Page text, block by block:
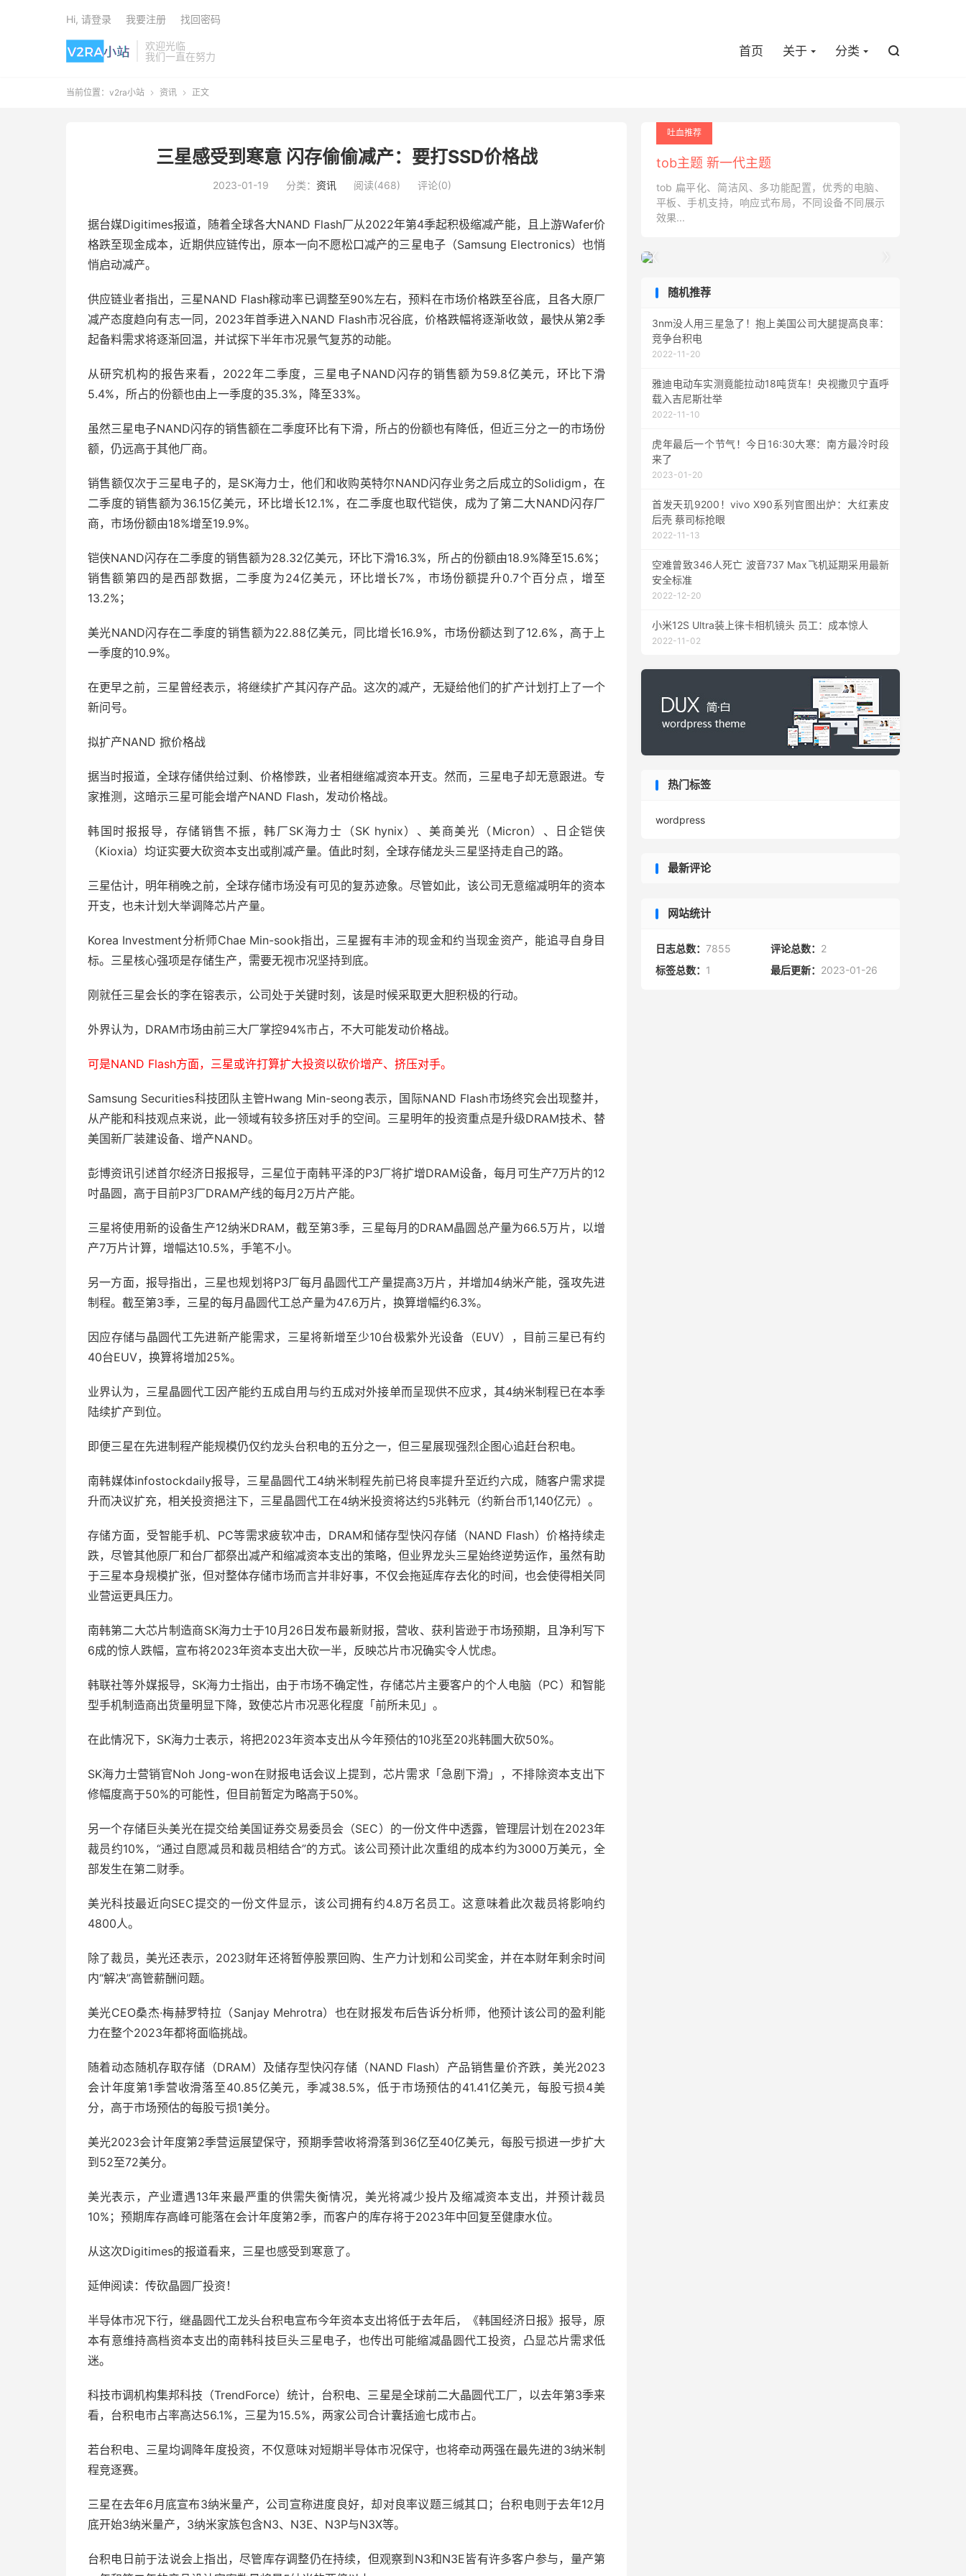
欢迎光临
我们一直在努力
首页 关于 分类 
Hi, 请登录 我要注册 找回密码
当前位置： v2ra小站  资讯  正文
三星感受到寒意 闪存偷偷减产：要打SSD价格战
2023-01-19 分类： 资讯 阅读(468) 评论(0)
据台媒Digitimes报道，随着全球各大NAND Flash厂从2022年第4季起积极缩减产能，且上游Wafer价
格跌至现金成本，近期供应链传出，原本一向不愿松口减产的三星电子（Samsung Electronics）也悄
悄启动减产。
供应链业者指出，三星NAND Flash稼动率已调整至90%左右，预料在市场价格跌至谷底，且各大原厂
减产态度趋向有志一同，2023年首季进入NAND Flash市况谷底，价格跌幅将逐渐收敛，最快从第2季
起备料需求将逐渐回温，并试探下半年市况景气复苏的动能。
从研究机构的报告来看，2022年二季度，三星电子NAND闪存的销售额为59.8亿美元，环比下滑
5.4%，所占的份额也由上一季度的35.3%，降至33%。
虽然三星电子NAND闪存的销售额在二季度环比有下滑，所占的份额也有降低，但近三分之一的市场份
额，仍远高于其他厂商。
销售额仅次于三星电子的，是SK海力士，他们和收购英特尔NAND闪存业务之后成立的Solidigm，在
二季度的销售额为36.15亿美元，环比增长12.1%，在二季度也取代铠侠，成为了第二大NAND闪存厂
商，市场份额由18%增至19.9%。
铠侠NAND闪存在二季度的销售额为28.32亿美元，环比下滑16.3%，所占的份额由18.9%降至15.6%；
销售额第四的是西部数据，二季度为24亿美元，环比增长7%，市场份额提升0.7个百分点，增至
13.2%；
美光NAND闪存在二季度的销售额为22.88亿美元，同比增长16.9%，市场份额达到了12.6%，高于上
一季度的10.9%。
在更早之前，三星曾经表示，将继续扩产其闪存产品。这次的减产，无疑给他们的扩产计划打上了一个
新问号。
拟扩产NAND 掀价格战
据当时报道，全球存储供给过剩、价格惨跌，业者相继缩减资本开支。然而，三星电子却无意跟进。专
家推测，这暗示三星可能会增产NAND Flash，发动价格战。
韩国时报报导，存储销售不振，韩厂SK海力士（SK hynix）、美商美光（Micron）、日企铠侠
（Kioxia）均证实要大砍资本支出或削减产量。值此时刻，全球存储龙头三星坚持走自己的路。
三星估计，明年稍晚之前，全球存储市场没有可见的复苏迹象。尽管如此，该公司无意缩减明年的资本
开支，也未计划大举调降芯片产量。
Korea Investment分析师Chae Min-sook指出，三星握有丰沛的现金和约当现金资产，能追寻自身目
标。三星核心强项是存储生产，需要无视市况坚持到底。
刚就任三星会长的李在镕表示，公司处于关键时刻，该是时候采取更大胆积极的行动。
外界认为，DRAM市场由前三大厂掌控94%市占，不大可能发动价格战。
可是NAND Flash方面，三星或许打算扩大投资以砍价增产、挤压对手。
Samsung Securities科技团队主管Hwang Min-seong表示，国际NAND Flash市场终究会出现整并，
从产能和科技观点来说，此一领域有较多挤压对手的空间。三星明年的投资重点是升级DRAM技术、替
美国新厂装建设备、增产NAND。
彭博资讯引述首尔经济日报报导，三星位于南韩平泽的P3厂将扩增DRAM设备，每月可生产7万片的12
吋晶圆，高于目前P3厂DRAM产线的每月2万片产能。
三星将使用新的设备生产12纳米DRAM，截至第3季，三星每月的DRAM晶圆总产量为66.5万片，以增
产7万片计算，增幅达10.5%，手笔不小。
另一方面，报导指出，三星也规划将P3厂每月晶圆代工产量提高3万片，并增加4纳米产能，强攻先进
制程。截至第3季，三星的每月晶圆代工总产量为47.6万片，换算增幅约6.3%。
因应存储与晶圆代工先进新产能需求，三星将新增至少10台极紫外光设备（EUV），目前三星已有约
40台EUV，换算将增加25%。
业界认为，三星晶圆代工因产能约五成自用与约五成对外接单而呈现供不应求，其4纳米制程已在本季
陆续扩产到位。
即便三星在先进制程产能规模仍仅约龙头台积电的五分之一，但三星展现强烈企图心追赶台积电。
南韩媒体infostockdaily报导，三星晶圆代工4纳米制程先前已将良率提升至近约六成，随客户需求提
升而决议扩充，相关投资挹注下，三星晶圆代工在4纳米投资将达约5兆韩元（约新台币1,140亿元）。
存储方面，受智能手机、PC等需求疲软冲击，DRAM和储存型快闪存储（NAND Flash）价格持续走
跌，尽管其他原厂和台厂都祭出减产和缩减资本支出的策略，但业界龙头三星始终逆势运作，虽然有助
于三星本身规模扩张，但对整体存储市场而言并非好事，不仅会拖延库存去化的时间，也会使得相关同
业营运更具压力。
南韩第二大芯片制造商SK海力士于10月26日发布最新财报，营收、获利皆逊于市场预期，且净利写下
6成的惊人跌幅，宣布将2023年资本支出大砍一半，反映芯片市况确实令人忧虑。
韩联社等外媒报导，SK海力士指出，由于市场不确定性，存储芯片主要客户的个人电脑（PC）和智能
型手机制造商出货量明显下降，致使芯片市况恶化程度「前所未见」。
在此情况下，SK海力士表示，将把2023年资本支出从今年预估的10兆至20兆韩圜大砍50%。
SK海力士营销官Noh Jong-won在财报电话会议上提到，芯片需求「急剧下滑」，不排除资本支出下
修幅度高于50%的可能性，但目前暂定为略高于50%。
另一个存储巨头美光在提交给美国证券交易委员会（SEC）的一份文件中透露，管理层计划在2023年
裁员约10%，“通过自愿减员和裁员相结合”的方式。该公司预计此次重组的成本约为3000万美元，全
部发生在第二财季。
美光科技最近向SEC提交的一份文件显示，该公司拥有约4.8万名员工。这意味着此次裁员将影响约
4800人。
除了裁员，美光还表示，2023财年还将暂停股票回购、生产力计划和公司奖金，并在本财年剩余时间
内“解决”高管薪酬问题。
美光CEO桑杰·梅赫罗特拉（Sanjay Mehrotra）也在财报发布后告诉分析师，他预计该公司的盈利能
力在整个2023年都将面临挑战。
随着动态随机存取存储（DRAM）及储存型快闪存储（NAND Flash）产品销售量价齐跌，美光2023
会计年度第1季营收滑落至40.85亿美元，季减38.5%，低于市场预估的41.41亿美元，每股亏损4美
分，高于市场预估的每股亏损1美分。
美光2023会计年度第2季营运展望保守，预期季营收将滑落到36亿至40亿美元，每股亏损进一步扩大
到52至72美分。
美光表示，产业遭遇13年来最严重的供需失衡情况，美光将减少投片及缩减资本支出，并预计裁员
10%；预期库存高峰可能落在会计年度第2季，而客户的库存将于2023年中回复至健康水位。
从这次Digitimes的报道看来，三星也感受到寒意了。
延伸阅读：传砍晶圆厂投资！
半导体市况下行，继晶圆代工龙头台积电宣布今年资本支出将低于去年后，《韩国经济日报》报导，原
本有意维持高档资本支出的南韩科技巨头三星电子，也传出可能缩减晶圆代工投资，凸显芯片需求低
迷。
科技市调机构集邦科技（TrendForce）统计，台积电、三星是全球前二大晶圆代工厂，以去年第3季来
看，台积电市占率高达56.1%，三星为15.5%，两家公司合计囊括逾七成市占。
若台积电、三星均调降年度投资，不仅意味对短期半导体市况保守，也将牵动两强在最先进的3纳米制
程竞逐赛。
三星在去年6月底宣布3纳米量产，公司宣称进度良好，却对良率议题三缄其口；台积电则于去年12月
底开始3纳米量产，3纳米家族包含N3、N3E、N3P与N3X等。
台积电日前于法说会上指出，尽管库存调整仍在持续，但观察到N3和N3E皆有许多客户参与，量产第
吐血推荐
tob主题 新一代主题
tob 扁平化、简洁风、多功能配置，优秀的电脑、
平板、手机支持，响应式布局，不同设备不同展示
效果...

随机推荐
3nm没人用三星急了！抱上美国公司大腿提高良率：
竞争台积电
2022-11-20
雅迪电动车实测竟能拉动18吨货车！央视撒贝宁直呼
载入吉尼斯壮举
2022-11-10
虎年最后一个节气！今日16:30大寒：南方最冷时段
来了
2023-01-20
首发天玑9200！vivo X90系列官图出炉：大红素皮
后壳 蔡司标抢眼
2022-11-13
空难曾致346人死亡 波音737 Max飞机延期采用最新
安全标准
2022-12-20
小米12S Ultra装上徕卡相机镜头 员工：成本惊人
2022-11-02
热门标签
wordpress
最新评论
网站统计
日志总数： 7855 评论总数： 2
标签总数： 1 最后更新： 2023-01-26